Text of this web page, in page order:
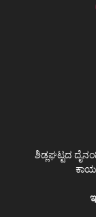
ಶಿಡ್ಲಘಟ್ಟದ